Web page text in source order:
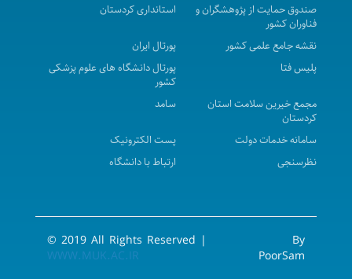
مزایده بوفه بیمارستان توحید سنندج
بارگذاری نوبت دوم فراخوان خبازی لواش بیمارستان
فراخوان مزایده اجاره محل کلانه وکولیره بیمارستان
توحید
استعلام بهاء پشتیبانی دستگاههای پزشکی بیمارستان
فراخوان مزایده پارکینگ سواری شخصی توحید- نوبت
صندوق حمایت از پژوهشگران و
فناوران کشور
استانداری کردستان
نقشه جامع علمی کشور
پورتال ایران
پلیس فتا
پورتال دانشگاه های علوم پزشکی
کشور
مجمع خیرین سلامت استان
کردستان
سامد
سامانه خدمات دولت
پست الکترونیک
نظرسنجی
ارتباط با دانشگاه
By
PoorSam
© 2019 All Rights Reserved |
WWW.MUK.AC.IR